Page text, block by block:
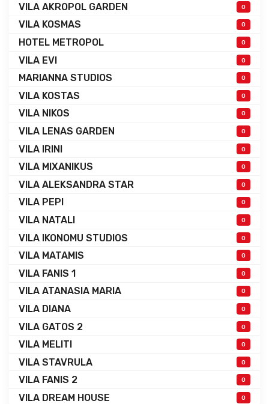
VILA AKROPOL GARDEN 0
VILA KOSMAS 0
HOTEL METROPOL 0
VILA EVI 0
MARIANNA STUDIOS 0
VILA KOSTAS 0
VILA NIKOS 0
VILA LENAS GARDEN 0
VILA IRINI 0
VILA MIXANIKUS 0
VILA ALEKSANDRA STAR 0
VILA PEPI 0
VILA NATALI 0
VILA IKONOMU STUDIOS 0
VILA MATAMIS 0
VILA FANIS 1 0
VILA ATANASIA MARIA 0
VILA DIANA 0
VILA GATOS 2 0
VILA MELITI 0
VILA STAVRULA 0
VILA FANIS 2 0
VILA DREAM HOUSE 0